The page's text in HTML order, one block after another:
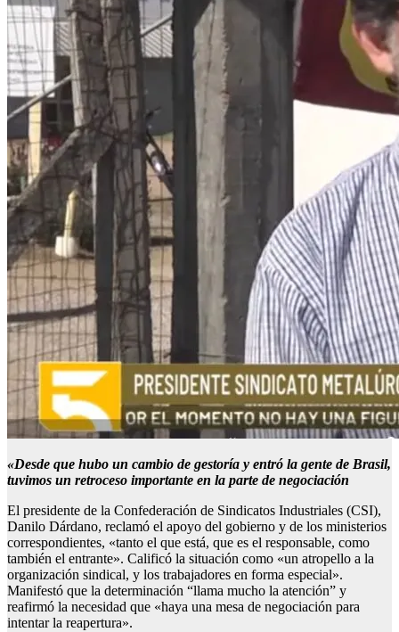
«Desde que hubo un cambio de gestoría y entró la gente de Brasil,
tuvimos un retroceso importante en la parte de negociación
El presidente de la Confederación de Sindicatos Industriales (CSI),
Danilo Dárdano, reclamó el apoyo del gobierno y de los ministerios
correspondientes, «tanto el que está, que es el responsable, como
también el entrante». Calificó la situación como «un atropello a la
organización sindical, y los trabajadores en forma especial».
Manifestó que la determinación “llama mucho la atención” y
reafirmó la necesidad que «haya una mesa de negociación para
intentar la reapertura».